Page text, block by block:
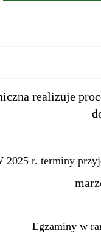
realizuje
2025 r. terminy
Egzaminy w